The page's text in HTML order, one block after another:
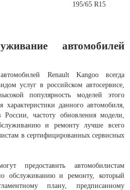
195/65 R15
автомобилей
Renault Kangoo всегда
услуг в российском автосервисе,
популярность моделей этого
характеристики данного автомобиля,
частоту обновления модели,
и ремонту лучше всего
в сертифицированных сервисных
предоставить автомобилистам
обслуживанию и ремонту, который
плану, предписанному